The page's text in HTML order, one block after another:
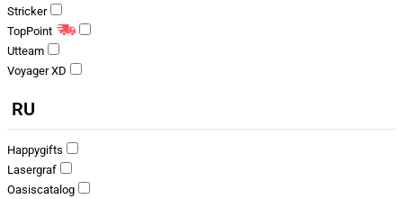
Stricker
TopPoint
Utteam
Voyager XD
RU
Happygifts
Lasergraf
Oasiscatalog